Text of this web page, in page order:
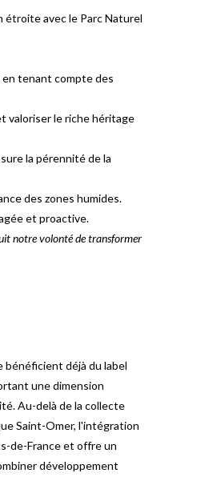
étroite avec le Parc Naturel
en tenant compte des
valoriser le riche héritage
la pérennité de la
des zones humides.
et proactive.
notre volonté de transformer
bénéficient déjà du label
une dimension
Au-delà de la collecte
Saint-Omer, l'intégration
de-France et offre un
développement